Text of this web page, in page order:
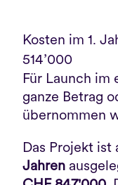
Kosten im 1.
514’000
Für Launch im
ganze Betrag
übernommen
Das Projekt ist
Jahren